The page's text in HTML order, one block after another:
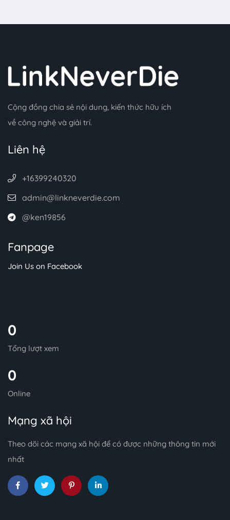
Cộng đồng chia sẻ nội dung, kiến thức hữu ích
về công nghệ và giải trí.
Liên hệ
+16399240320
admin@linkneverdie.com
@ken19856
Fanpage
Join Us on Facebook
0
Tổng lượt xem
0
Online
Mạng xã hội
Theo dõi các mạng xã hội để có được những thông tin mới
nhất